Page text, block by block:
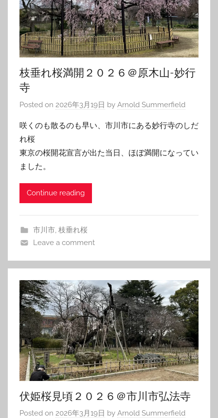
枝垂れ桜満開２０２６＠原木山-妙行
寺
Posted on 2026年3月19日 by Arnold Summerfield
咲くのも散るのも早い、市川市にある妙行寺のしだ
れ桜
東京の桜開花宣言が出た当日、ほぼ満開になってい
ました。
Continue reading
市川市, 枝垂れ桜
Leave a comment
伏姫桜見頃２０２６＠市川市弘法寺
Posted on 2026年3月19日 by Arnold Summerfield